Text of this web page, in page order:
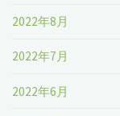
2022年8月
2022年7月
2022年6月